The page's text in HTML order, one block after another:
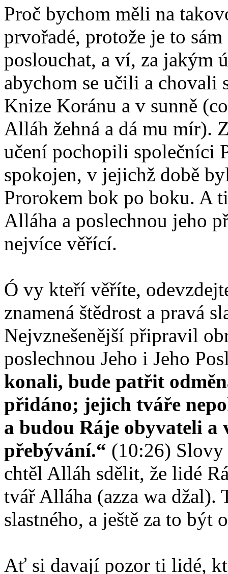
Proč bychom měli na
prvořadé, protože je to
poslouchat, a ví, za jakým
abychom se učili a chovali
Knize Koránu a v sunně
Alláh žehná a dá mu mír).
učení pochopili společníci
spokojen, v jejichž době
Prorokem bok po boku. A
Alláha a poslechnou jeho
nejvíce věřící.
Ó vy kteří věříte,
znamená štědrost a pravá
Nejvznešenější připravil
poslechnou Jeho i Jeho
konali, bude patřit
přidáno; jejich tváře
a budou Ráje obyvateli a
přebývání.“ (10:26) Slovy
chtěl Alláh sdělit, že lidé
tvář Alláha (azza wa džal).
slastného, a ještě za to být
Ať si davají pozor ti lidé,